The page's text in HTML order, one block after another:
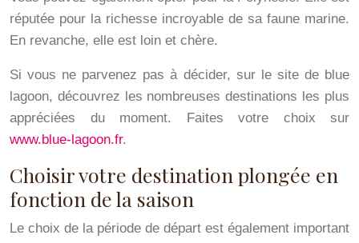
réputée pour la richesse incroyable de sa faune marine.
En revanche, elle est loin et chère.
Si vous ne parvenez pas à décider, sur le site de blue
lagoon, découvrez les nombreuses destinations les plus
appréciées du moment. Faites votre choix sur
www.blue-lagoon.fr.
Choisir votre destination plongée en
fonction de la saison
Le choix de la période de départ est également important